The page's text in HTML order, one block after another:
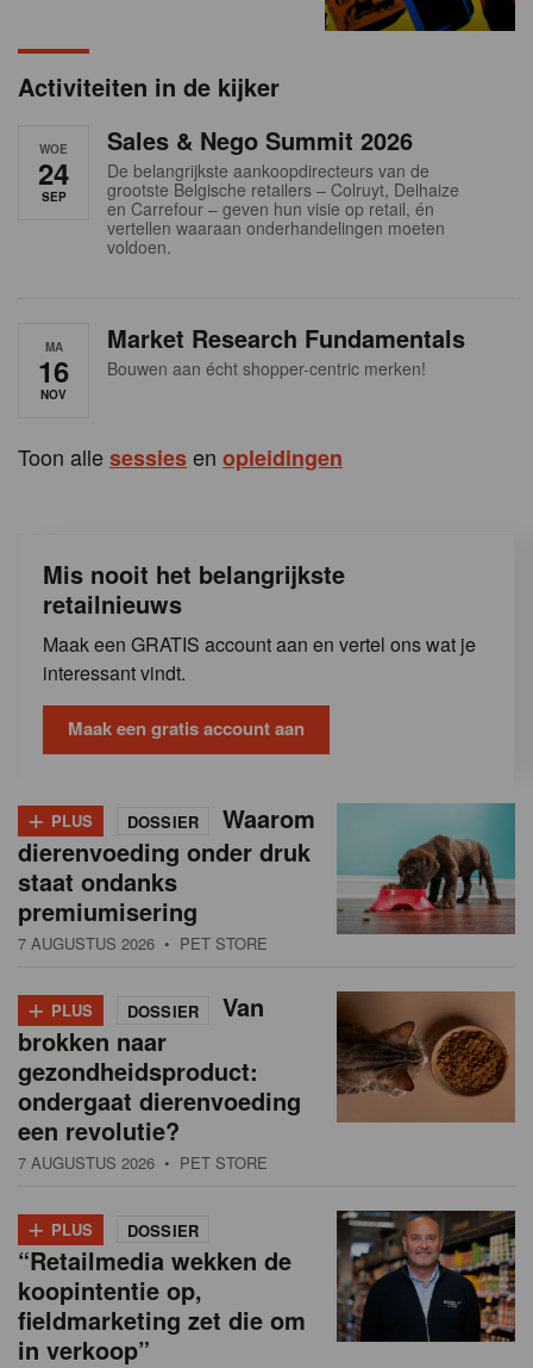
nActiviteiten in de kijker
WOE
24
SEP
Sales & Nego Summit 2026
De belangrijkste aankoopdirecteurs van de
grootste Belgische retailers – Colruyt, Delhaize
en Carrefour – geven hun visie op retail, én
vertellen waaraan onderhandelingen moeten
voldoen.
MA
16
NOV
Market Research Fundamentals
Bouwen aan écht shopper-centric merken!
Toon allesessiesen opleidingen
Mis nooit het belangrijkste
retailnieuws
Maak een GRATIS account aan en vertel ons wat je
interessant vindt.
Maak een gratis account aan
+ PLUS DOSSIER
Waarom
dierenvoeding onder druk
staat ondanks
premiumisering
7 AUGUSTUS 2026 • PET STORE
+ PLUS DOSSIER
Van
brokken naar
gezondheidsproduct:
ondergaat dierenvoeding
een revolutie?
7 AUGUSTUS 2026 • PET STORE
+ PLUS DOSSIER
“Retailmedia wekken de
koopintentie op,
fieldmarketing zet die om
in verkoop”